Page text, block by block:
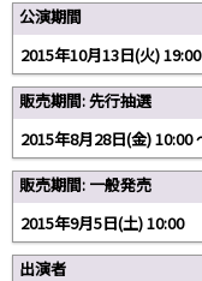
公演期間
2015年10月13日(火) 19:00
販売期間: 先行抽選
2015年8月28日(金)
販売期間: 一般発売
2015年9月5日(土) 10:00
出演者